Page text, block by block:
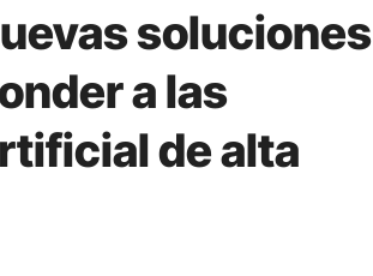
soluciones
a las
de alta